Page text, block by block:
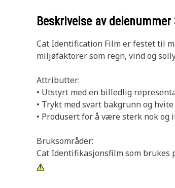
Beskrivelse av delenummer
Cat Identification Film er festet til
miljøfaktorer som regn, vind og
Attributter:
• Utstyrt med en billedlig
• Trykt med svart bakgrunn og
• Produsert for å være sterk nok og
Bruksområder:
Cat Identifikasjonsfilm som brukes